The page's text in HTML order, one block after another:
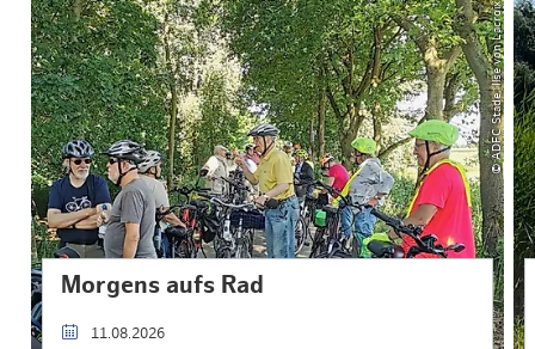
© ADFC Stade, Ilse von Lacroix
Morgens aufs Rad
11.08.2026